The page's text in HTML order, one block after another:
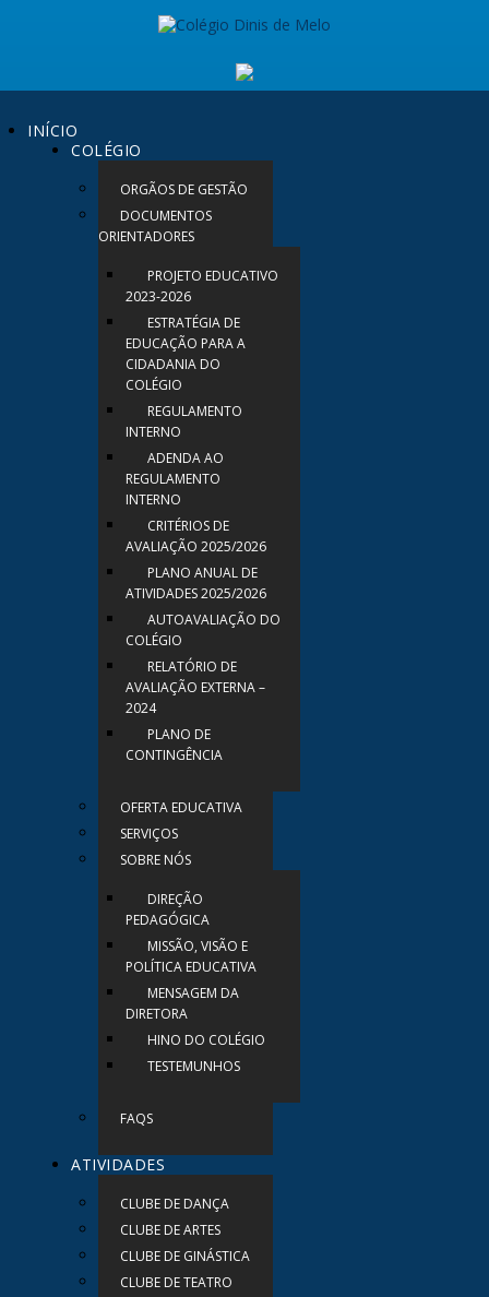
INÍCIO
COLÉGIO
ORGÃOS DE GESTÃO
DOCUMENTOS
ORIENTADORES
PROJETO EDUCATIVO
2023-2026
ESTRATÉGIA DE
EDUCAÇÃO PARA A
CIDADANIA DO
COLÉGIO
REGULAMENTO
INTERNO
ADENDA AO
REGULAMENTO
INTERNO
CRITÉRIOS DE
AVALIAÇÃO 2025/2026
PLANO ANUAL DE
ATIVIDADES 2025/2026
AUTOAVALIAÇÃO DO
COLÉGIO
RELATÓRIO DE
AVALIAÇÃO EXTERNA –
2024
PLANO DE
CONTINGÊNCIA
OFERTA EDUCATIVA
SERVIÇOS
SOBRE NÓS
DIREÇÃO
PEDAGÓGICA
MISSÃO, VISÃO E
POLÍTICA EDUCATIVA
MENSAGEM DA
DIRETORA
HINO DO COLÉGIO
TESTEMUNHOS
FAQS
ATIVIDADES
CLUBE DE DANÇA
CLUBE DE ARTES
CLUBE DE GINÁSTICA
CLUBE DE TEATRO